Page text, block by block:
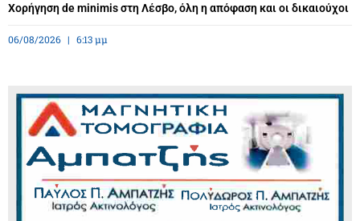
Χορήγηση de minimis στη Λέσβο, όλη η απόφαση και οι δικαιούχοι
06/08/2026 6:13 μμ